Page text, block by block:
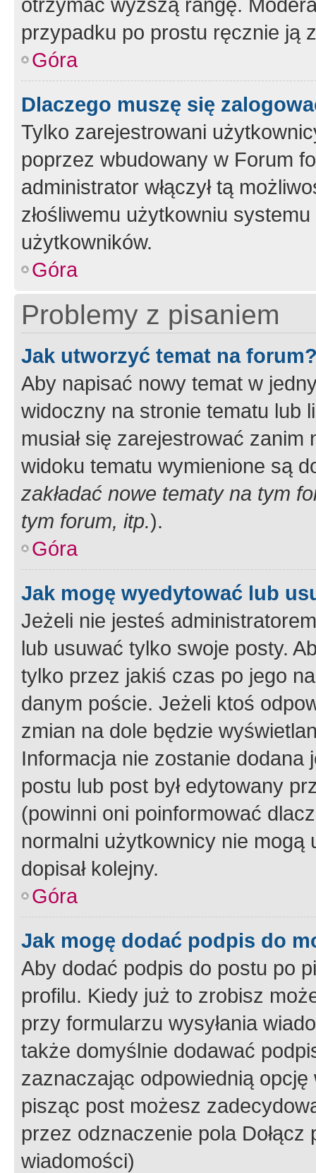
przypadku po prostu ręcznie ją
Góra
Dlaczego muszę się
Tylko zarejestrowani
poprzez wbudowany w Forum
administrator włączył tą
złośliwemu użytkowniu
użytkowników.
Góra
Problemy z pisaniem
Jak utworzyć temat na
Aby napisać nowy temat w
widoczny na stronie tematu lub
musiał się zarejestrować
widoku tematu wymienione są
zakładać nowe tematy na tym
tym forum, itp.).
Góra
Jak mogę wyedytować lub
Jeżeli nie jesteś
lub usuwać tylko swoje posty.
tylko przez jakiś czas po jego
danym poście. Jeżeli ktoś
zmian na dole będzie
Informacja nie zostanie dodana
postu lub post był edytowany
(powinni oni poinformować
normalni użytkownicy nie
dopisał kolejny.
Góra
Jak mogę dodać podpis do
Aby dodać podpis do postu po
profilu. Kiedy już to zrobisz
przy formularzu wysyłania
także domyślnie dodawać
zaznaczając odpowiednią
pisząc post możesz
przez odznaczenie pola
wiadomości)